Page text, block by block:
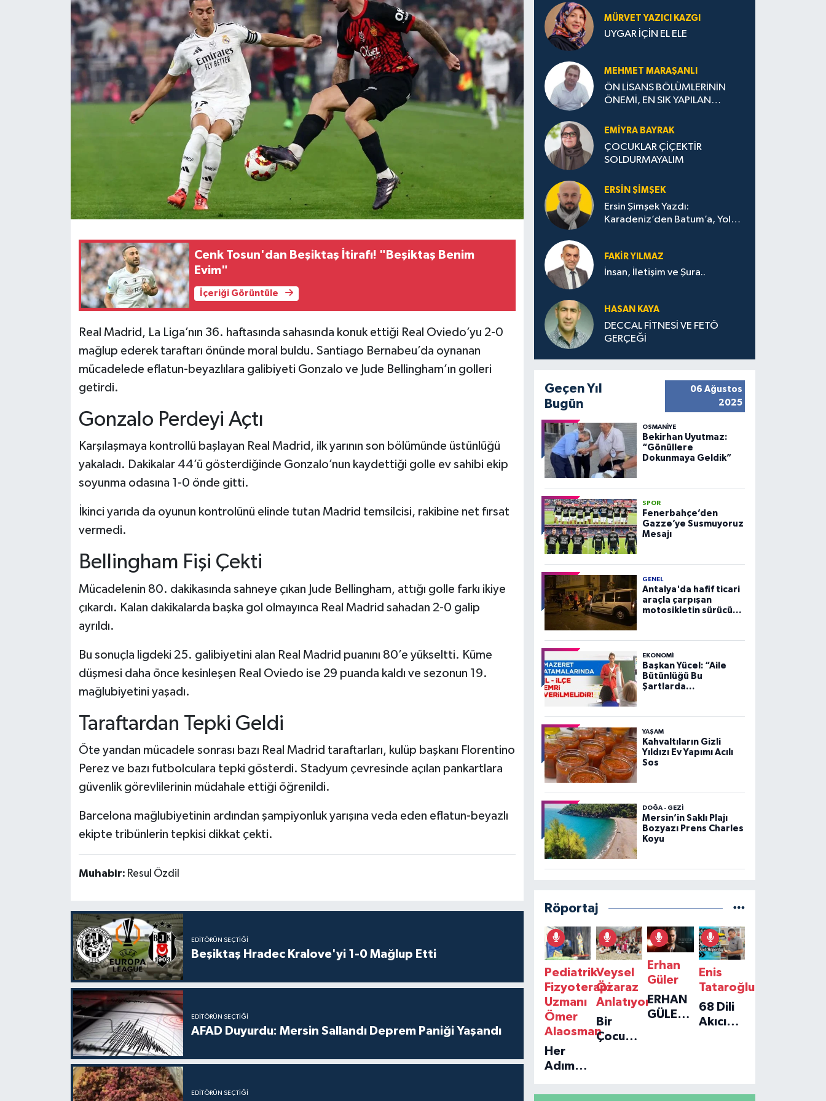
Cenk Tosun'dan Beşiktaş İtirafı! "Beşiktaş Benim
Evim"
İçeriği Görüntüle
Real Madrid, La Liga’nın 36. haftasında sahasında konuk ettiği Real Oviedo’yu 2-0
mağlup ederek taraftarı önünde moral buldu. Santiago Bernabeu’da oynanan
mücadelede eflatun-beyazlılara galibiyeti Gonzalo ve Jude Bellingham’ın golleri
getirdi.
Gonzalo Perdeyi Açtı
Karşılaşmaya kontrollü başlayan Real Madrid, ilk yarının son bölümünde üstünlüğü
yakaladı. Dakikalar 44’ü gösterdiğinde Gonzalo’nun kaydettiği golle ev sahibi ekip
soyunma odasına 1-0 önde gitti.
İkinci yarıda da oyunun kontrolünü elinde tutan Madrid temsilcisi, rakibine net fırsat
vermedi.
Bellingham Fişi Çekti
Mücadelenin 80. dakikasında sahneye çıkan Jude Bellingham, attığı golle farkı ikiye
çıkardı. Kalan dakikalarda başka gol olmayınca Real Madrid sahadan 2-0 galip
ayrıldı.
Bu sonuçla ligdeki 25. galibiyetini alan Real Madrid puanını 80’e yükseltti. Küme
düşmesi daha önce kesinleşen Real Oviedo ise 29 puanda kaldı ve sezonun 19.
mağlubiyetini yaşadı.
Taraftardan Tepki Geldi
Öte yandan mücadele sonrası bazı Real Madrid taraftarları, kulüp başkanı Florentino
Perez ve bazı futbolculara tepki gösterdi. Stadyum çevresinde açılan pankartlara
güvenlik görevlilerinin müdahale ettiği öğrenildi.
Barcelona mağlubiyetinin ardından şampiyonluk yarışına veda eden eflatun-beyazlı
ekipte tribünlerin tepkisi dikkat çekti.
Muhabir: Resul Özdil
EDITÖRÜN SEÇTIĞI
Beşiktaş Hradec Kralove'yi 1-0 Mağlup Etti
EDITÖRÜN SEÇTIĞI
AFAD Duyurdu: Mersin Sallandı Deprem Paniği Yaşandı
EDITÖRÜN SEÇTIĞI
MÜRVET YAZICI KAZGI
UYGAR İÇİN EL ELE
MEHMET MARAŞANLI
ÖN LİSANS BÖLÜMLERİNİN
ÖNEMİ, EN SIK YAPILAN
STRATEJİLERİ
EMIYRA BAYRAK
ÇOCUKLAR ÇİÇEKTİR
SOLDURMAYALIM
ERSIN ŞIMŞEK
Ersin Şimşek Yazdı:
Karadeniz’den Batum’a, Yolun
FAKIR YILMAZ
İnsan, İletişim ve Şura..
HASAN KAYA
DECCAL FİTNESİ VE FETÖ
GERÇEĞİ
Geçen Yıl
Bugün
06 Ağustos
2025
OSMANIYE
Bekirhan Uyutmaz:
“Gönüllere
Dokunmaya Geldik”
SPOR
Fenerbahçe’den
Gazze’ye Susmuyoruz
Mesajı
GENEL
Antalya'da hafif ticari
araçla çarpışan
motosikletin sürücüsü
EKONOMI
Başkan Yücel: “Aile
Bütünlüğü Bu
Şartlarda
YAŞAM
Kahvaltıların Gizli
Yıldızı Ev Yapımı Acılı
Sos
DOĞA - GEZI
Mersin’in Saklı Plajı
Bozyazı Prens Charles
Koyu
Röportaj
Pediatrik
Fizyoterapi
Uzmanı
Ömer
Alaosman
Her
Adım
Umut:
Veysel
Özaraz
Anlatıyor
Bir
Çocuğun
Yolculuğu
Erhan
Güler
ERHAN
GÜLER'IN
Enis
Tataroğlu
68 Dili
Akıcı